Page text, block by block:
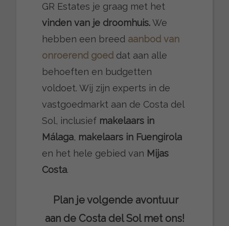
GR Estates je graag met het
vinden van je droomhuis.We
hebben een breed aanbod van
onroerend goed dat aan alle
behoeften en budgetten
voldoet. Wij zijn experts in de
vastgoedmarkt aan de Costa del
Sol, inclusief makelaars in
Málaga, makelaars in Fuengirola
en het hele gebied van Mijas
Costa.
Plan je volgende avontuur
aan de Costa del Sol met ons!